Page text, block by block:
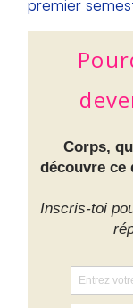
premier